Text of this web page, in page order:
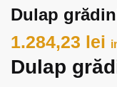
Dulap
1.284,23 lei
Dulap